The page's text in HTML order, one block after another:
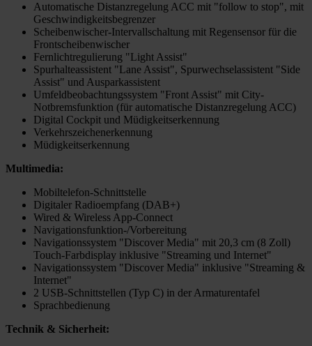
Automatische Distanzregelung ACC mit "follow to stop", mit
Geschwindigkeitsbegrenzer
Scheibenwischer-Intervallschaltung mit Regensensor für die
Frontscheibenwischer
Fernlichtregulierung "Light Assist"
Spurhalteassistent "Lane Assist", Spurwechselassistent "Side
Assist" und Ausparkassistent
Umfeldbeobachtungssystem "Front Assist" mit City-
Notbremsfunktion (für automatische Distanzregelung ACC)
Digital Cockpit und Müdigkeitserkennung
Verkehrszeichenerkennung
Müdigkeitserkennung
Multimedia:
Mobiltelefon-Schnittstelle
Digitaler Radioempfang (DAB+)
Wired & Wireless App-Connect
Navigationsfunktion-/Vorbereitung
Navigationssystem "Discover Media" mit 20,3 cm (8 Zoll)
Touch-Farbdisplay inklusive "Streaming und Internet"
Navigationssystem "Discover Media" inklusive "Streaming &
Internet"
2 USB-Schnittstellen (Typ C) in der Armaturentafel
Sprachbedienung
Technik & Sicherheit: